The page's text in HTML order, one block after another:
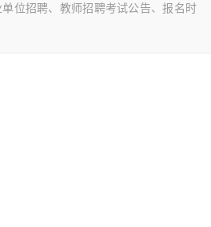
位招聘、教师招聘考试公告、报名时